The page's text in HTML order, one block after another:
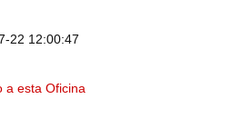
22 12:00:47
a esta Oficina